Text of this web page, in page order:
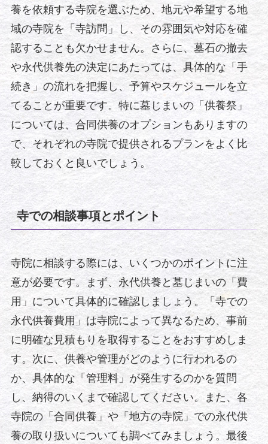
養を依頼する寺院を選ぶため、地元や希望する地
域の寺院を「寺訪問」し、その雰囲気や対応を確
認することも欠かせません。さらに、墓石の撤去
や永代供養先の決定にあたっては、具体的な「手
続き」の流れを把握し、予算やスケジュールを立
てることが重要です。特に墓じまいの「供養祭」
については、合同供養のオプションもありますの
で、それぞれの寺院で提供されるプランをよく比
較しておくと良いでしょう。
寺での相談事項とポイント
寺院に相談する際には、いくつかのポイントに注
意が必要です。まず、永代供養と墓じまいの「費
用」について具体的に確認しましょう。「寺での
永代供養費用」は寺院によって異なるため、事前
に明確な見積もりを取得することをおすすめしま
す。次に、供養や管理がどのように行われるの
か、具体的な「管理料」が発生するのかを質問
し、納得のいくまで確認してください。また、各
寺院の「合同供養」や「地方の寺院」での永代供
養の取り扱いについても調べてみましょう。最後